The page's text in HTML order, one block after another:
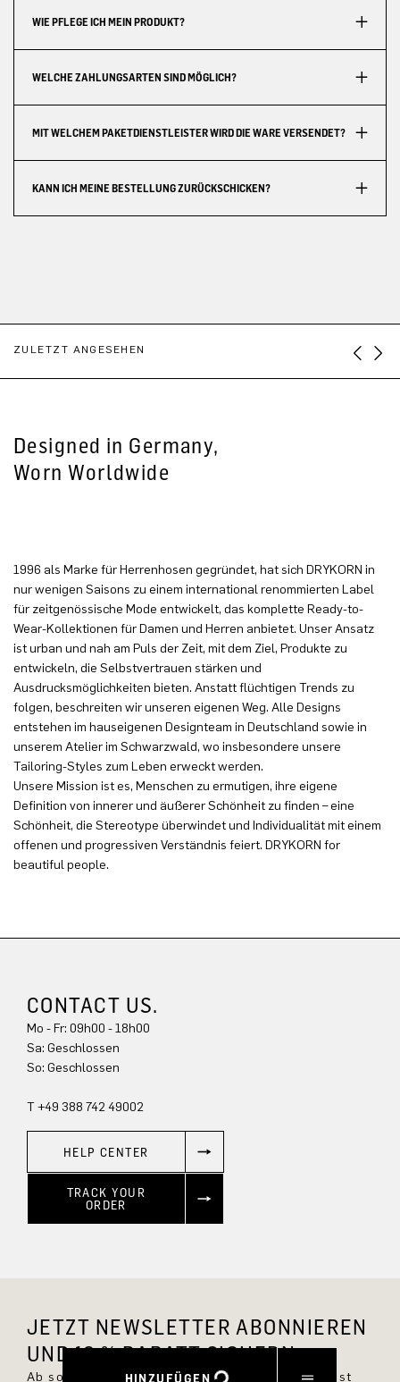
HINZUFÜGEN
WIE PFLEGE ICH MEIN PRODUKT?
WELCHE ZAHLUNGSARTEN SIND MÖGLICH?
MIT WELCHEM PAKETDIENSTLEISTER WIRD DIE WARE VERSENDET?
KANN ICH MEINE BESTELLUNG ZURÜCKSCHICKEN?
ZULETZT ANGESEHEN
Designed in Germany,
Worn Worldwide
1996 als Marke für Herrenhosen gegründet, hat sich DRYKORN in
nur wenigen Saisons zu einem international renommierten Label
für zeitgenössische Mode entwickelt, das komplette Ready-to-
Wear-Kollektionen für Damen und Herren anbietet. Unser Ansatz
ist urban und nah am Puls der Zeit, mit dem Ziel, Produkte zu
entwickeln, die Selbstvertrauen stärken und
Ausdrucksmöglichkeiten bieten. Anstatt flüchtigen Trends zu
folgen, beschreiten wir unseren eigenen Weg. Alle Designs
entstehen im hauseigenen Designteam in Deutschland sowie in
unserem Atelier im Schwarzwald, wo insbesondere unsere
Tailoring-Styles zum Leben erweckt werden.
Unsere Mission ist es, Menschen zu ermutigen, ihre eigene
Definition von innerer und äußerer Schönheit zu finden – eine
Schönheit, die Stereotype überwindet und Individualität mit einem
offenen und progressiven Verständnis feiert. DRYKORN for
beautiful people.
CONTACT US.
Mo - Fr: 09h00 - 18h00
Sa: Geschlossen
So: Geschlossen
T +49 388 742 49002
HELP CENTER
TRACK YOUR
ORDER
JETZT NEWSLETTER ABONNIEREN
UND 10 % RABATT SICHERN.
Ab sofort bist Du immer up to date und verpasst